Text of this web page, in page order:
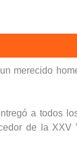
merecido
a todos
de la XXV